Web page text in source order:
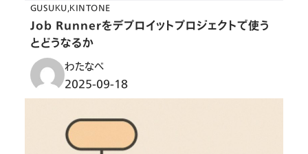
GUSUKU KINTONE
Job Runnerをデプロイットプロジェクトで使う
とどうなるか
わたなべ
2025-09-18